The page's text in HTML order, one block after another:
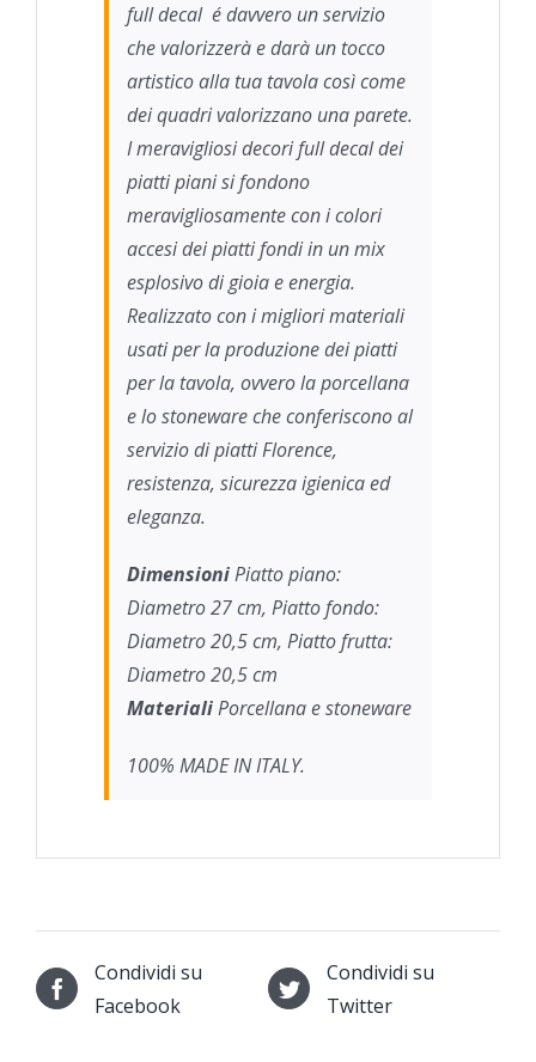
full decal é davvero un servizio
che valorizzerà e darà un tocco
artistico alla tua tavola così come
dei quadri valorizzano una parete.
I meravigliosi decori full decal dei
piatti piani si fondono
meravigliosamente con i colori
accesi dei piatti fondi in un mix
esplosivo di gioia e energia.
Realizzato con i migliori materiali
usati per la produzione dei piatti
per la tavola, ovvero la porcellana
e lo stoneware che conferiscono al
servizio di piatti Florence,
resistenza, sicurezza igienica ed
eleganza.
DimensioniPiatto piano:
Diametro 27 cm, Piatto fondo:
Diametro 20,5 cm, Piatto frutta:
Diametro 20,5 cm
MaterialiPorcellana e stoneware
100% MADE IN ITALY.
Condividi su
Facebook
Condividi su
Twitter